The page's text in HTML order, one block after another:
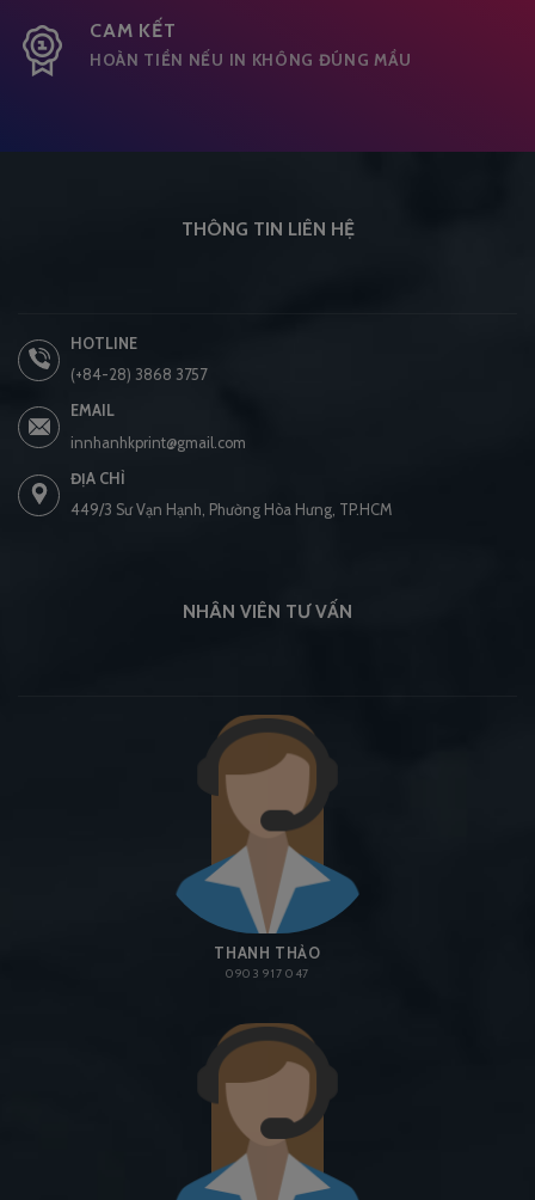
CAM KẾT
HOÀN TIỀN NẾU IN KHÔNG ĐÚNG MẦU
THÔNG TIN LIÊN HỆ
HOTLINE
(+84-28) 3868 3757
EMAIL
innhanhkprint@gmail.com
ĐỊA CHỈ
449/3 Sư Vạn Hạnh, Phường Hòa Hưng, TP.HCM
NHÂN VIÊN TƯ VẤN
THANH THẢO
0903 917 047